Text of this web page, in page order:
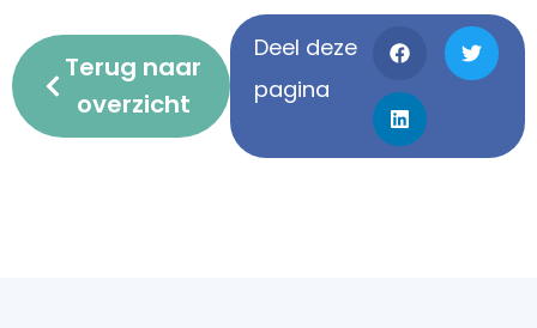
Terug naar
overzicht
Deel deze
pagina